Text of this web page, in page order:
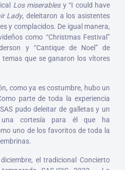
Los miserablesy “I could have
Lady, deleitaron a los asistentes
y complacidos. De igual manera,
como “Christmas Festival”
y “Cantique de Noel” de
que se ganaron los vítores
como ya es costumbre, hubo un
parte de toda la experiencia
pudo deleitar de galletas y un
una cortesía para él que ha
uno de los favoritos de toda la
el tradicional Concierto